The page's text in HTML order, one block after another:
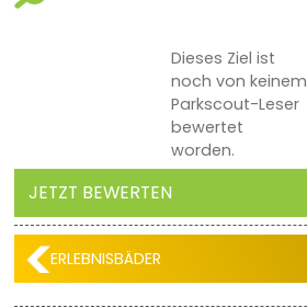
Dieses Ziel ist
noch von keinem
Parkscout-Leser
bewertet
worden.
JETZT BEWERTEN
ERLEBNISBÄDER